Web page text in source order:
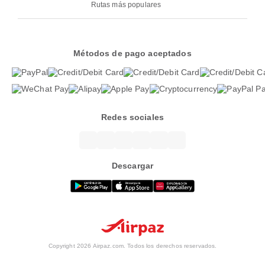
Rutas más populares
Métodos de pago aceptados
Redes sociales
Descargar
Copyright 2026 Airpaz.com. Todos los derechos reservados.